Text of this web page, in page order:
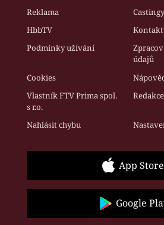
Reklama
HbbTV
Podmínky užívání
údajů
Cookies
Vlastník FTV Prima spol.
s r.o.
Redakce
Nahlásit chybu
App Store
Google